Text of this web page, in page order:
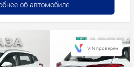
об автомобиле
VIN проверен